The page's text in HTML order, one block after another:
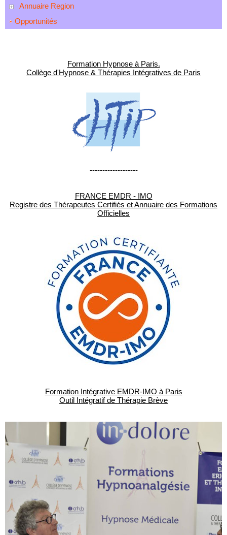
Annuaire Region
Opportunités
Formation Hypnose à Paris.
Collège d'Hypnose & Thérapies Intégratives de Paris
-------------------
FRANCE EMDR - IMO
Registre des Thérapeutes Certifiés et Annuaire des Formations
Officielles
Formation Intégrative EMDR-IMO à Paris
Outil Intégratif de Thérapie Brève